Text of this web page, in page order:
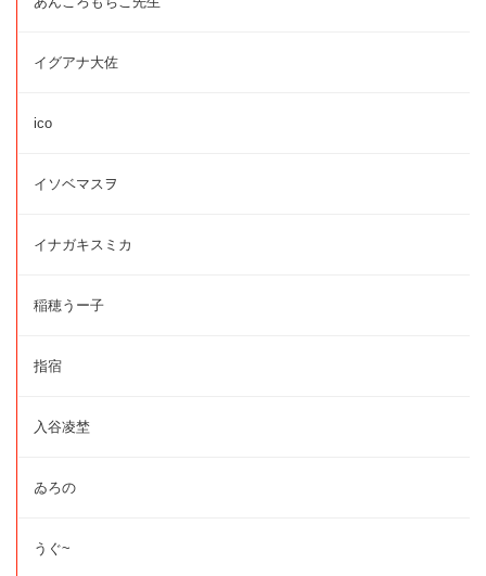
イグアナ大佐
ico
イソベマスヲ
イナガキスミカ
稲穂うー子
指宿
入谷凌埜
ゐろの
うぐ~